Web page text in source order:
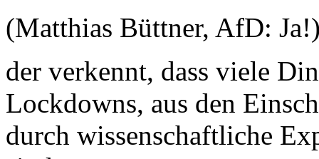
(Matthias Büttner, AfD:
der verkennt, dass viele
Lockdowns, aus den
durch wissenschaftliche